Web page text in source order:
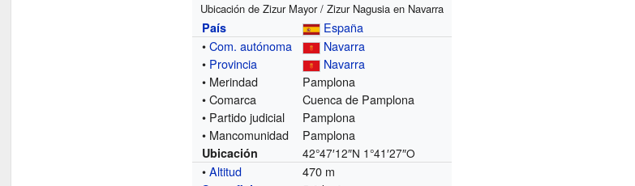
Ubicación de Zizur Mayor / Zizur Nagusia en Navarra
País
España
•Com. autónoma
Navarra
• Provincia
Navarra
• Merindad
Pamplona
• Comarca
Cuenca de Pamplona
• Partido judicial
Pamplona
• Mancomunidad
Pamplona
Ubicación 42°47′12″N 1°41′27″O
•Altitud 470 m